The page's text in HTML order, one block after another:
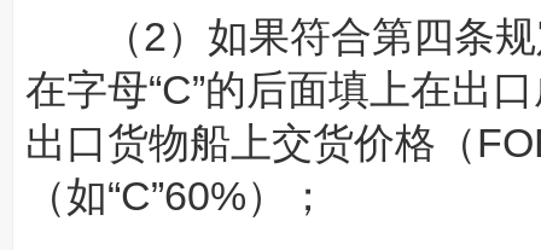
（2）如果符合第四条规
在字母“C”的后面填上在出
出口货物船上交货价格（
（如“C”60%）；